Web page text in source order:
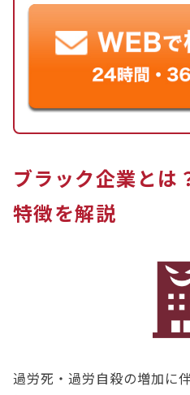
ブラック企業とは
特徴を解説
過労死・過労自殺の増加に